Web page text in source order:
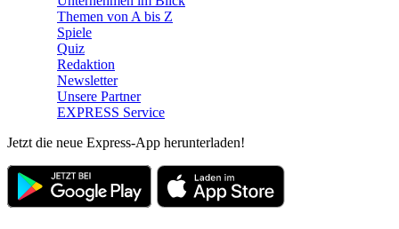
Themen von A bis Z
Spiele
Quiz
Redaktion
Newsletter
Unsere Partner
EXPRESS Service
Jetzt die neue Express-App herunterladen!